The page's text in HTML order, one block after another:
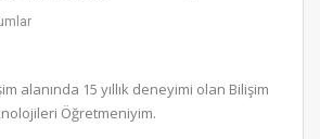
alanında 15 yıllık deneyimi olan Bilişim
Öğretmeniyim.